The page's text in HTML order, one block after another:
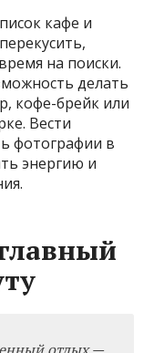
кафе и
на поиски.
делать
кофе-брейк или
Вести
фотографии в
энергию и